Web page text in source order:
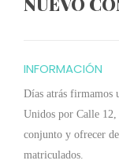
INFORMACIÓN
Días atrás firmamos
Unidos por Calle
conjunto y ofrecer
matriculados.